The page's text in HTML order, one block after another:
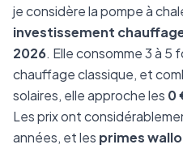
je considère la pompe à
investissement
2026. Elle consomme 3 à 5
chauffage classique, et
solaires, elle approche les 0
Les prix ont
années, et les primes